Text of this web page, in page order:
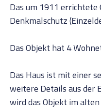
Das um 1911
Denkmalschutz
Das Objekt hat 4
Das Haus ist mit einer
weitere Details aus der
wird das Objekt im